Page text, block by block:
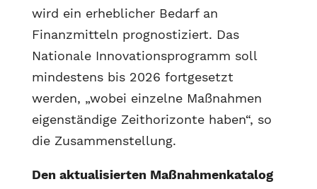
wird ein erheblicher Bedarf an
Finanzmitteln prognostiziert. Das
Nationale Innovationsprogramm soll
mindestens bis 2026 fortgesetzt
werden, „wobei einzelne Maßnahmen
eigenständige Zeithorizonte haben“, so
die Zusammenstellung.
Den aktualisierten Maßnahmenkatalog